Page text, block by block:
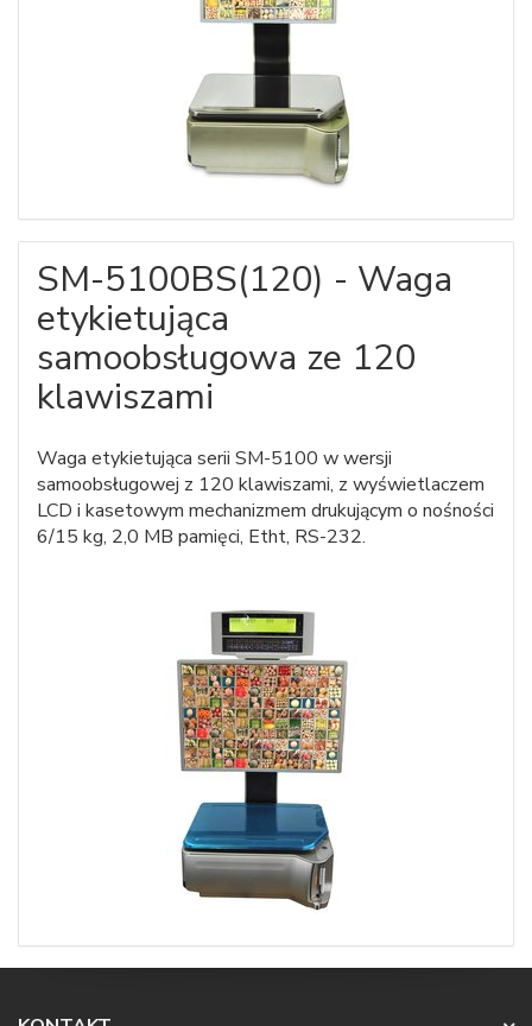
SM-5100BS(120) - Waga
etykietująca
samoobsługowa ze 120
klawiszami
Waga etykietująca serii SM-5100 w wersji
samoobsługowej z 120 klawiszami, z wyświetlaczem
LCD i kasetowym mechanizmem drukującym o nośności
6/15 kg, 2,0 MB pamięci, Etht, RS-232.